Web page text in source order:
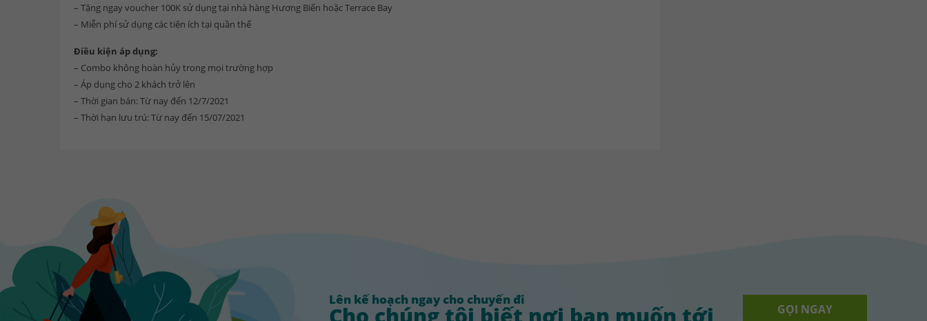
– Tặng ngay voucher 100K sử dụng tại nhà hàng Hương Biển hoặc Terrace Bay
– Miễn phí sử dụng các tiện ích tại quần thể
Điều kiện áp dụng:
– Combo không hoàn hủy trong mọi trường hợp
– Áp dụng cho 2 khách trở lên
– Thời gian bán: Từ nay đến 12/7/2021
– Thời hạn lưu trú: Từ nay đến 15/07/2021
Lên kế hoạch ngay cho chuyến đi
GỌI NGAY